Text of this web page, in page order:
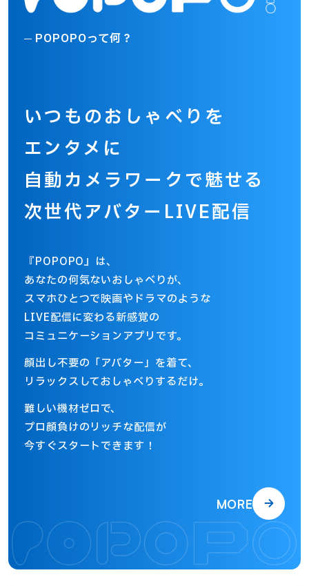
POPOPOって何？
いつものおしゃべりを
エンタメに
自動カメラワークで魅せる
次世代アバターLIVE配信
『POPOPO』は、
あなたの何気ないおしゃべりが、
スマホひとつで映画やドラマのような
LIVE配信に変わる新感覚の
コミュニケーションアプリです。
顔出し不要の「アバター」を着て、
リラックスしておしゃべりするだけ。
難しい機材ゼロで、
プロ顔負けのリッチな配信が
今すぐスタートできます！
MORE